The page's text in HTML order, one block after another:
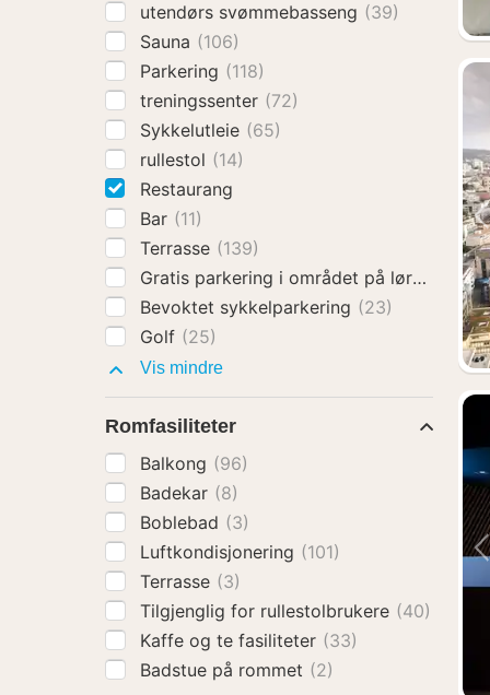
utendørs svømmebasseng (39)
Sauna (106)
Parkering (118)
treningssenter (72)
Sykkelutleie (65)
rullestol (14)
Restaurang
Bar (11)
Terrasse (139)
Gratis parkering i området på lørdager
Bevoktet sykkelparkering (23)
Golf (25)
Vis mindreFasiliteter
Romfasiliteter
Balkong (96)
Badekar (8)
Boblebad (3)
Luftkondisjonering (101)
Terrasse (3)
Tilgjenglig for rullestolbrukere (40)
Kaffe og te fasiliteter (33)
Badstue på rommet (2)